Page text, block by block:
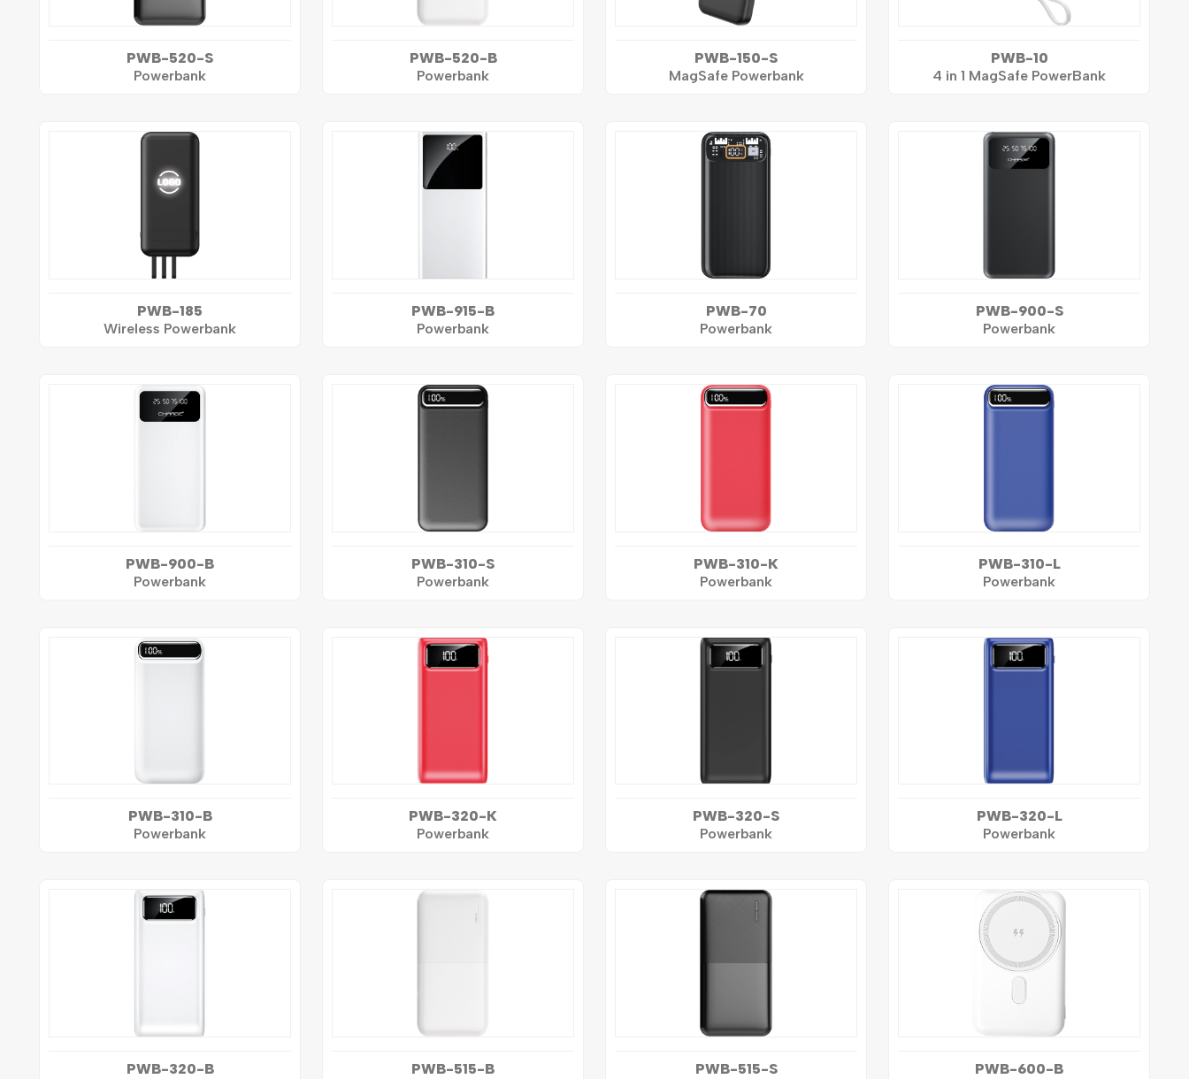
PWB-520-S
Powerbank
PWB-520-B
Powerbank
PWB-150-S
MagSafe Powerbank
PWB-10
4 in 1 MagSafe PowerBank
PWB-185
Wireless Powerbank
PWB-915-B
Powerbank
PWB-70
Powerbank
PWB-900-S
Powerbank
PWB-900-B
Powerbank
PWB-310-S
Powerbank
PWB-310-K
Powerbank
PWB-310-L
Powerbank
PWB-310-B
Powerbank
PWB-320-K
Powerbank
PWB-320-S
Powerbank
PWB-320-L
Powerbank
PWB-320-B
PWB-515-B
PWB-515-S
PWB-600-B